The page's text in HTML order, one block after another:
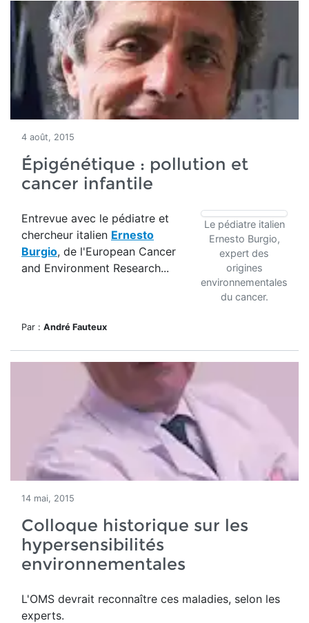
4 août, 2015
Épigénétique : pollution et
cancer infantile
Le pédiatre italien
Ernesto Burgio,
expert des
origines
environnementales
du cancer.
Entrevue avec le pédiatre et
chercheur italien Ernesto
Burgio, de l'European Cancer
and Environment Research...
Par : André Fauteux
14 mai, 2015
Colloque historique sur les
hypersensibilités
environnementales
L'OMS devrait reconnaître ces maladies, selon les
experts.